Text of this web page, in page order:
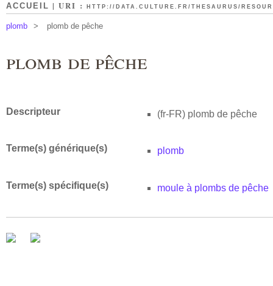
ACCUEIL | URI : HTTP://DATA.CULTURE.FR/THESAURUS/
plomb > plomb de pêche
plomb de pêche
Descripteur (fr-FR) plomb de pêche
Terme(s) générique(s) plomb
Terme(s) spécifique(s) moule à plombs de pêche